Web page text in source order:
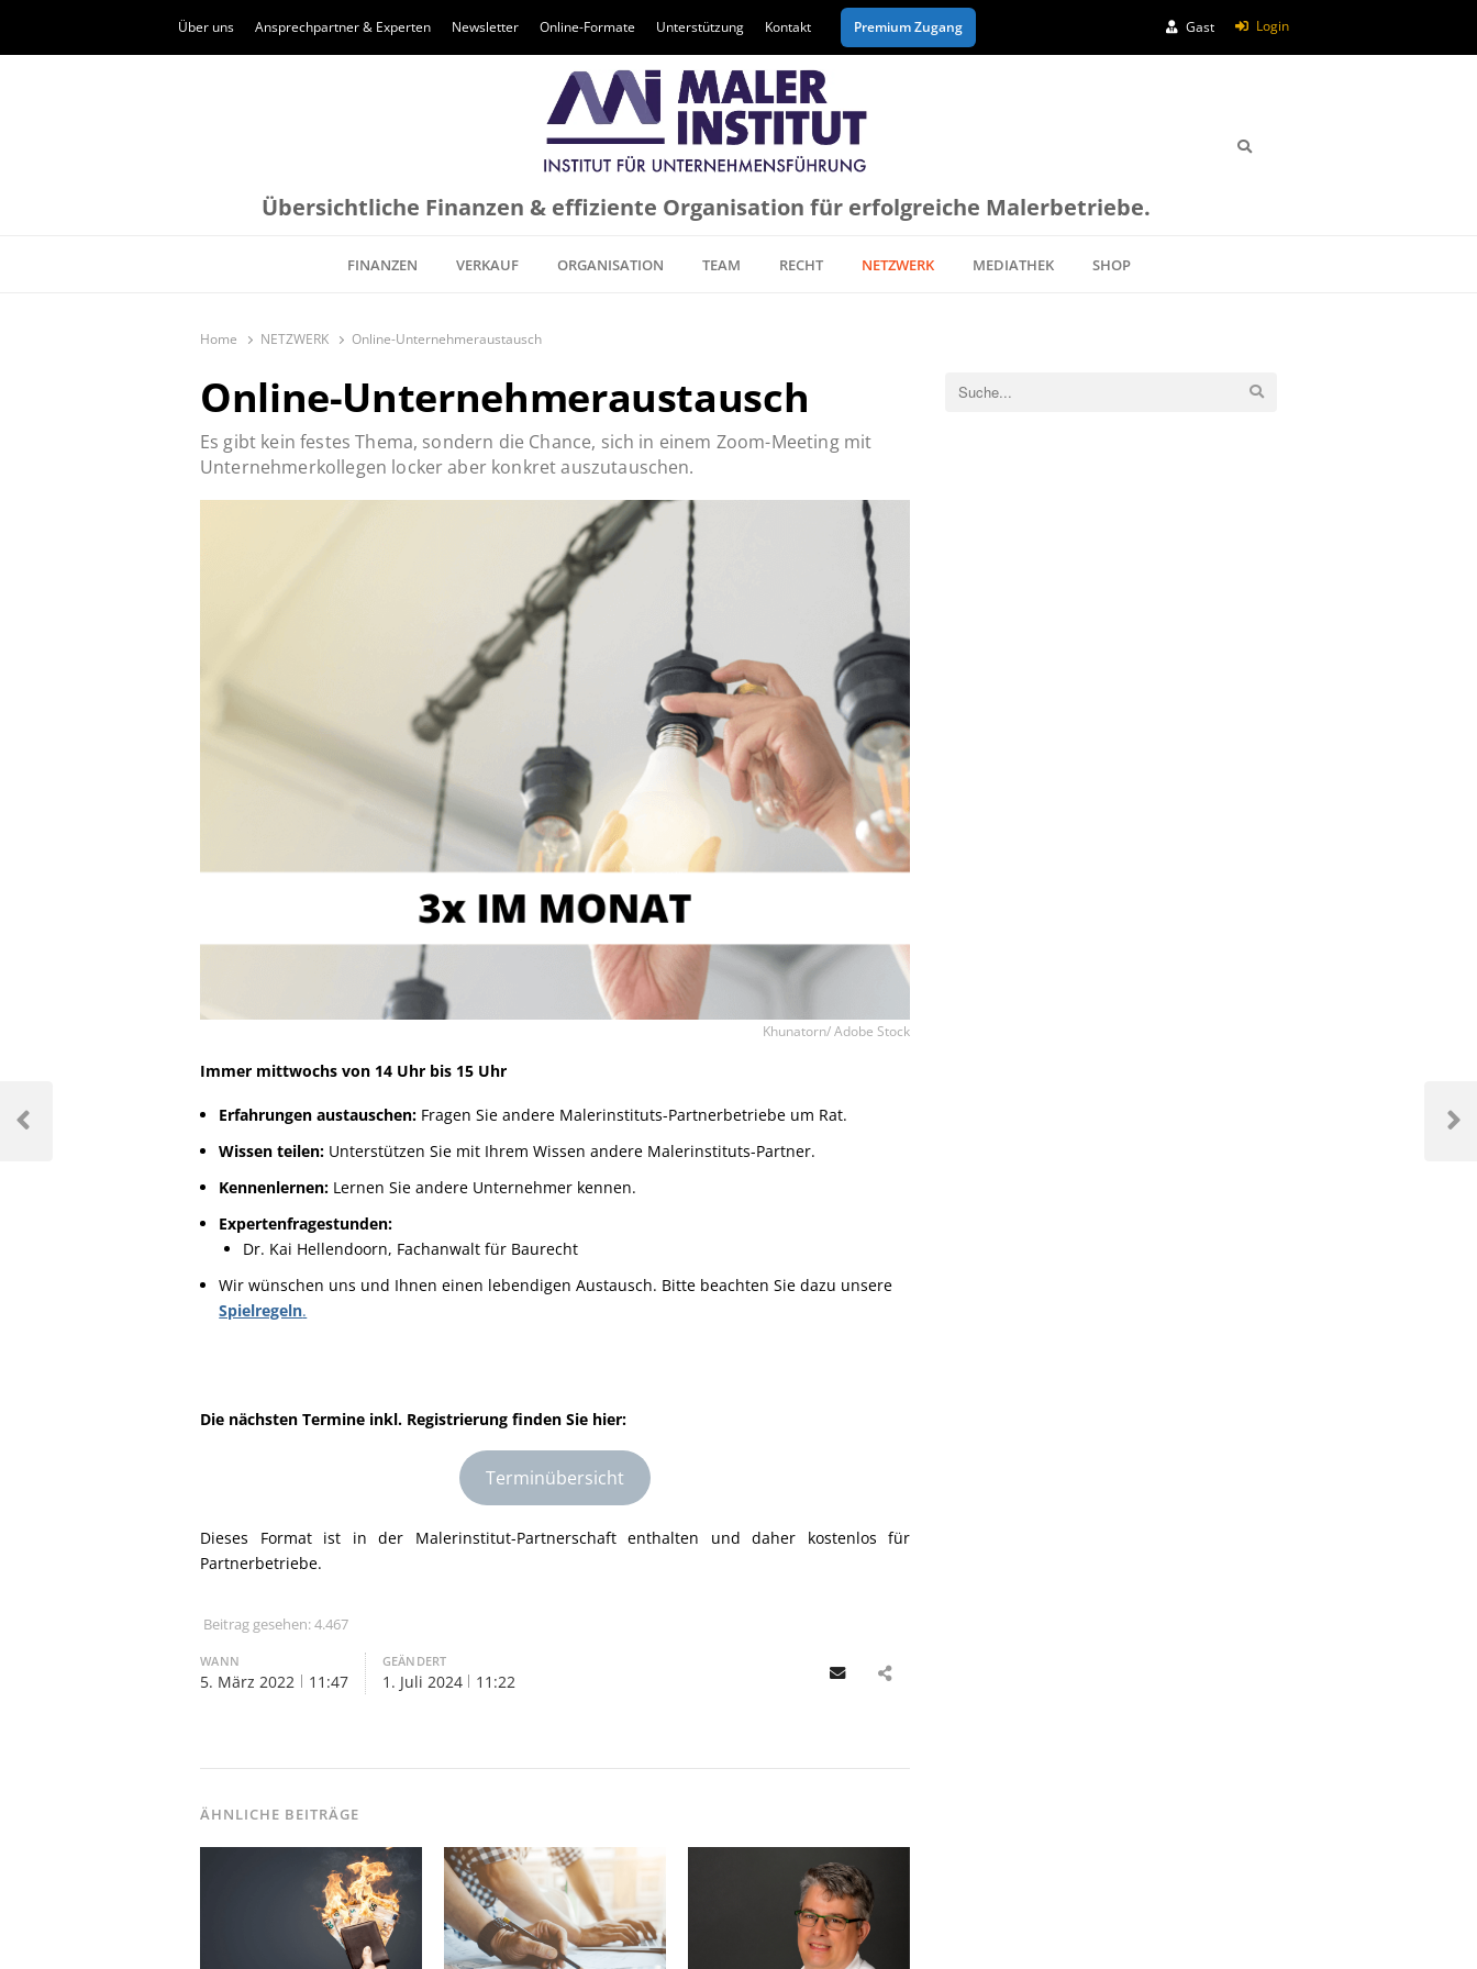
Über uns Ansprechpartner & Experten Newsletter Online-Formate Unterstützung Kontakt Premium Zugang Gast Login
Übersichtliche Finanzen & effiziente Organisation für erfolgreiche Malerbetriebe.
FINANZEN VERKAUF ORGANISATION TEAM RECHT NETZWERK MEDIATHEK SHOP
Home NETZWERK Online-Unternehmeraustausch
Online-Unternehmeraustausch
Es gibt kein festes Thema, sondern die Chance, sich in einem Zoom-Meeting mit
Unternehmerkollegen locker aber konkret auszutauschen.
Khunatorn/ Adobe Stock
Immer mittwochs von 14 Uhr bis 15 Uhr
Erfahrungen austauschen: Fragen Sie andere Malerinstituts-Partnerbetriebe um Rat.
Wissen teilen: Unterstützen Sie mit Ihrem Wissen andere Malerinstituts-Partner.
Kennenlernen: Lernen Sie andere Unternehmer kennen.
Expertenfragestunden:
Dr. Kai Hellendoorn, Fachanwalt für Baurecht
Wir wünschen uns und Ihnen einen lebendigen Austausch. Bitte beachten Sie dazu unsere
Spielregeln.
Die nächsten Termine inkl. Registrierung finden Sie hier:
Terminübersicht
Dieses Format ist in der Malerinstitut-Partnerschaft enthalten und daher kostenlos für
Partnerbetriebe.
Beitrag gesehen:4.467
WANN
5. März 2022 11:47
GEÄNDERT
1. Juli 2024 11:22 Email
ÄHNLICHE BEITRÄGE